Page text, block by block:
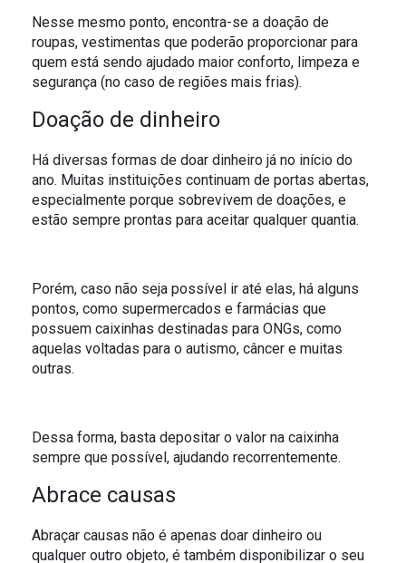
Nesse mesmo ponto, encontra-se a doação de
roupas, vestimentas que poderão proporcionar para
quem está sendo ajudado maior conforto, limpeza e
segurança (no caso de regiões mais frias).
Doação de dinheiro
Há diversas formas de doar dinheiro já no início do
ano. Muitas instituições continuam de portas abertas,
especialmente porque sobrevivem de doações, e
estão sempre prontas para aceitar qualquer quantia.
Porém, caso não seja possível ir até elas, há alguns
pontos, como supermercados e farmácias que
possuem caixinhas destinadas para ONGs, como
aquelas voltadas para o autismo, câncer e muitas
outras.
Dessa forma, basta depositar o valor na caixinha
sempre que possível, ajudando recorrentemente.
Abrace causas
Abraçar causas não é apenas doar dinheiro ou
qualquer outro objeto, é também disponibilizar o seu